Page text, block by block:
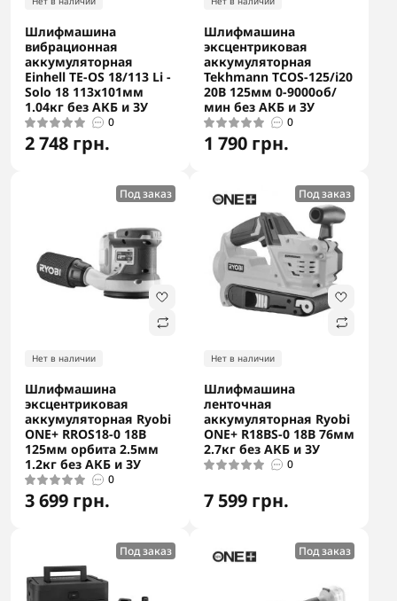
Шлифмашина
вибрационная
аккумуляторная
Einhell TE-OS 18/113 Li -
Solo 18 113х101мм
1.04кг без АКБ и ЗУ
0
2 748 грн.
Шлифмашина
эксцентриковая
аккумуляторная
Tekhmann TCOS-125/i20
20В 125мм 0-9000об/
мин без АКБ и ЗУ
0
1 790 грн.
Под заказ
Нет в наличии
Шлифмашина
эксцентриковая
аккумуляторная Ryobi
ONE+ RROS18-0 18В
125мм орбита 2.5мм
1.2кг без АКБ и ЗУ
0
3 699 грн.
Под заказ
Нет в наличии
Шлифмашина
ленточная
аккумуляторная Ryobi
ONE+ R18BS-0 18В 76мм
2.7кг без АКБ и ЗУ
0
7 599 грн.
Под заказ Под заказ